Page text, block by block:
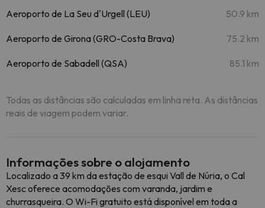
Aeroporto de La Seu d'Urgell (LEU) 50.9 km
Aeroporto de Girona (GRO-Costa Brava) 75.2 km
Aeroporto de Sabadell (QSA) 85.1 km
Todas as distâncias são calculadas em linha reta. As distâncias
reais de viagem podem variar.
Informações sobre o alojamento
Localizado a 39 km da estação de esqui Vall de Núria, o Cal
Xesc oferece acomodações com varanda, jardim e
churrasqueira. O Wi-Fi gratuito está disponível em toda a